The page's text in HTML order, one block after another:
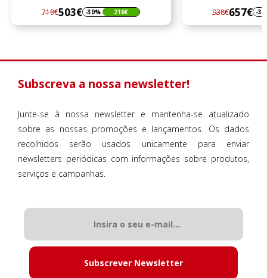
Regular
preço
719€503€
Preço -30% 216€
Regular
preço
938€657€
Preço -30%
Subscreva a nossa newsletter!
Junte-se à nossa newsletter e mantenha-se atualizado
sobre as nossas promoções e lançamentos. Os dados
recolhidos serão usados unicamente para enviar
newsletters periódicas com informações sobre produtos,
serviços e campanhas.
Subscrever Newsletter